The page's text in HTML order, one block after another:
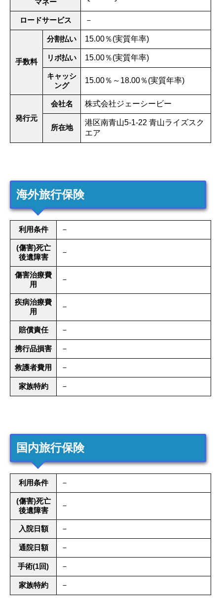
マネー
ロードサービス －
手数料
分割払い 15.00％(実質年率)
リボ払い 15.00％(実質年率)
キャッシ
ング
15.00％～18.00％(実質年率)
発行元
会社名 株式会社ジェーシービー
所在地
港区南青山5-1-22 青山ライズスク
エア
海外旅行保険
利用条件 －
(傷害)死亡
後遺障害
－
傷害治療費
用
－
疾病治療費
用
－
賠償責任 －
携行品損害 －
救護者費用 －
家族特約 －
国内旅行保険
利用条件 －
(傷害)死亡
後遺障害
－
入院日額 －
通院日額 －
手術(1回) －
家族特約 －